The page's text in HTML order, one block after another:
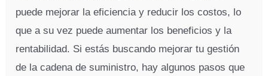
puede mejorar la eficiencia y reducir los costos, lo
que a su vez puede aumentar los beneficios y la
rentabilidad. Si estás buscando mejorar tu gestión
de la cadena de suministro, hay algunos pasos que